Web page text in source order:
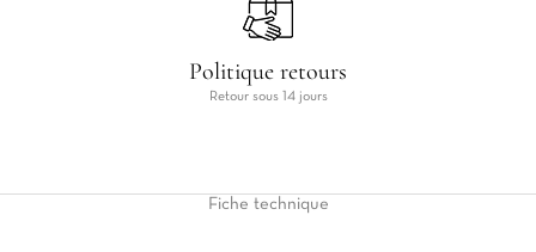
Politique retours
Retour sous 14 jours
Fiche technique